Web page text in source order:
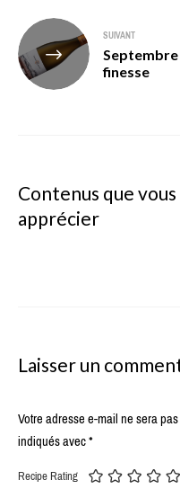
SUIVANT
finesse
Contenus que
apprécier
Laisser un
Votre adresse e-mail ne sera
indiqués avec*
Recipe Rating